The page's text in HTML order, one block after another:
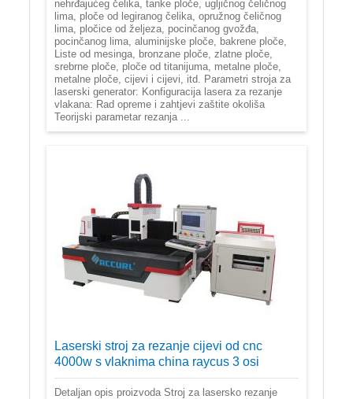
nehrđajućeg čelika, tanke ploče, ugljičnog čeličnog
lima, ploče od legiranog čelika, opružnog čeličnog
lima, pločice od željeza, pocinčanog gvožđa,
pocinčanog lima, aluminijske ploče, bakrene ploče,
Liste od mesinga, bronzane ploče, zlatne ploče,
srebrne ploče, ploče od titanijuma, metalne ploče,
metalne ploče, cijevi i cijevi, itd. Parametri stroja za
laserski generator: Konfiguracija lasera za rezanje
vlakana: Rad opreme i zahtjevi zaštite okoliša
Teorijski parametar rezanja ...
Laserski stroj za rezanje cijevi od cnc
4000w s vlaknima china raycus 3 osi
Detaljan opis proizvoda Stroj za lasersko rezanje